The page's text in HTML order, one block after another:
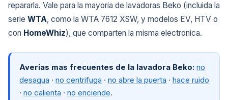
repararla. Vale para la mayoria de lavadoras Beko (incluida la
serie WTA, como la WTA 7612 XSW, y modelos EV, HTV o
con HomeWhiz), que comparten la misma electronica.
Averias mas frecuentes de la lavadora Beko: no
desagua · no centrifuga · no abre la puerta · hace ruido
· no calienta · no enciende.